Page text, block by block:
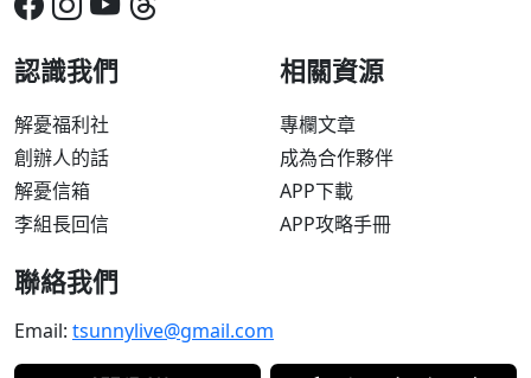
認識我們
解憂福利社
創辦人的話
解憂信箱
李組長回信
相關資源
專欄文章
成為合作夥伴
APP下載
APP攻略手冊
聯絡我們
Email: tsunnylive@gmail.com